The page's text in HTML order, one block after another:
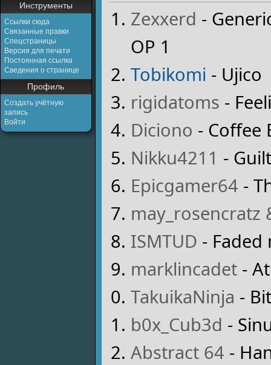
Инструменты
Ссылки сюда
Связанные правки
Спецстраницы
Версия для печати
Постоянная ссылка
Сведения о странице
Профиль
Создать учётную
запись
Войти
Zexxerd -
OP 1
Tobikomi - Ujico
rigidatoms -
Diciono - Coffee
Nikku4211 -
Epicgamer64 -
may_rosencratz
ISMTUD -
marklincadet -
TakuikaNinja -
b0x_Cub3d -
Abstract 64 -